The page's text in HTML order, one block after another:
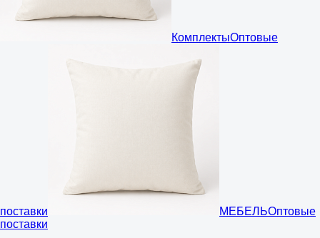
КомплектыОптовые
поставки МЕБЕЛЬОптовые
поставки